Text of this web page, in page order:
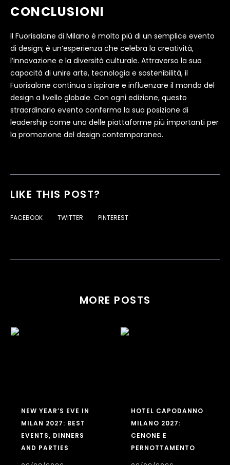
CONCLUSIONI
Il Fuorisalone di Milano è molto più di un semplice evento
di design; è un’esperienza che celebra la creatività,
l’innovazione e la diversità culturale. Attraverso la sua
capacità di unire arte, tecnologia e sostenibilità, il
Fuorisalone continua a ispirare e influenzare il mondo del
design a livello globale. Con ogni edizione, questo
straordinario evento conferma la sua posizione di
leadership come una delle piattaforme più importanti per
la promozione del design contemporaneo.
LIKE THIS POST?
FACEBOOK TWITTER PINTEREST
MORE POSTS
NEW YEAR’S EVE IN
MILAN 2027: BEST
EVENTS, DINNERS
AND PARTIES
HOTEL CAPODANNO
MILANO 2027:
CENONE E
PERNOTTAMENTO